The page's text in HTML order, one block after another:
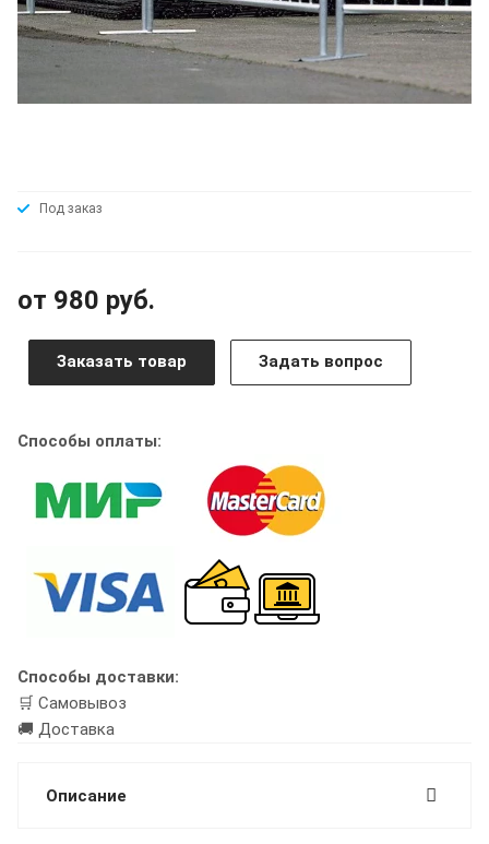
Под заказ
от 980 руб.
Заказать товар Задать вопрос
Способы оплаты:
Способы доставки:
🛒 Самовывоз
🚚 Доставка
Описание